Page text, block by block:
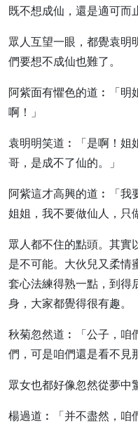
既不想成仙，還是適可而
眾人互望一眼，都覺袁明
們要想不成仙也難了。
阿紫面有懼色的道︰「明
啊！」
袁明明笑道︰「是啊！姐
哥，是成不了仙的。」
阿紫這才高興的道︰「我
姐姐，我不要做仙人，只
眾人都不住的點頭。其實
是不可能。大伙兒又柔情
套心法練得熟一點，到得
身，大家都覺得很有趣。
秋菊忽然道︰「公子，咱
們，可是咱們還是看不見
眾女也都好像忽然從夢中
楊過道︰「并不盡然，咱